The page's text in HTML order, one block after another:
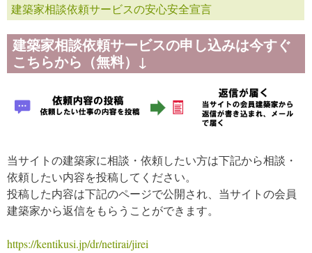
建築家相談依頼サービスの安心安全宣言
建築家相談依頼サービスの申し込みは今すぐ
こちらから（無料）↓
当サイトの建築家に相談・依頼したい方は下記から相談・
依頼したい内容を投稿してください。
投稿した内容は下記のページで公開され、当サイトの会員
建築家から返信をもらうことができます。
https://kentikusi.jp/dr/netirai/jirei